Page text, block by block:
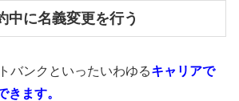
中に名義変更を行う
バンクといったいわゆるキャリアで
きます。